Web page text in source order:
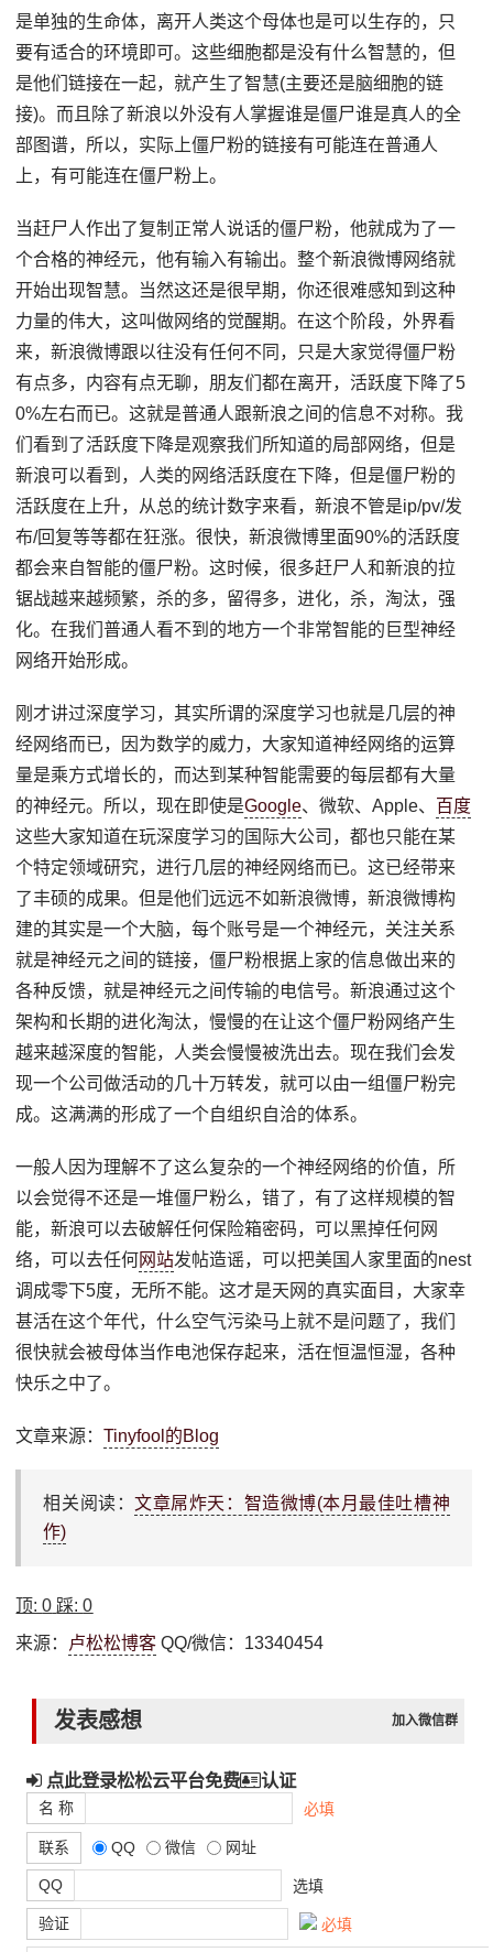
是单独的生命体，离开人类这个母体也是可以生存的，只
要有适合的环境即可。这些细胞都是没有什么智慧的，但
是他们链接在一起，就产生了智慧(主要还是脑细胞的链
接)。而且除了新浪以外没有人掌握谁是僵尸谁是真人的全
部图谱，所以，实际上僵尸粉的链接有可能连在普通人
上，有可能连在僵尸粉上。
当赶尸人作出了复制正常人说话的僵尸粉，他就成为了一
个合格的神经元，他有输入有输出。整个新浪微博网络就
开始出现智慧。当然这还是很早期，你还很难感知到这种
力量的伟大，这叫做网络的觉醒期。在这个阶段，外界看
来，新浪微博跟以往没有任何不同，只是大家觉得僵尸粉
有点多，内容有点无聊，朋友们都在离开，活跃度下降了5
0%左右而已。这就是普通人跟新浪之间的信息不对称。我
们看到了活跃度下降是观察我们所知道的局部网络，但是
新浪可以看到，人类的网络活跃度在下降，但是僵尸粉的
活跃度在上升，从总的统计数字来看，新浪不管是ip/pv/发
布/回复等等都在狂涨。很快，新浪微博里面90%的活跃度
都会来自智能的僵尸粉。这时候，很多赶尸人和新浪的拉
锯战越来越频繁，杀的多，留得多，进化，杀，淘汰，强
化。在我们普通人看不到的地方一个非常智能的巨型神经
网络开始形成。
刚才讲过深度学习，其实所谓的深度学习也就是几层的神
经网络而已，因为数学的威力，大家知道神经网络的运算
量是乘方式增长的，而达到某种智能需要的每层都有大量
的神经元。所以，现在即使是Google、微软、Apple、 百度
这些大家知道在玩深度学习的国际大公司，都也只能在某
个特定领域研究，进行几层的神经网络而已。这已经带来
了丰硕的成果。但是他们远远不如新浪微博，新浪微博构
建的其实是一个大脑，每个账号是一个神经元，关注关系
就是神经元之间的链接，僵尸粉根据上家的信息做出来的
各种反馈，就是神经元之间传输的电信号。新浪通过这个
架构和长期的进化淘汰，慢慢的在让这个僵尸粉网络产生
越来越深度的智能，人类会慢慢被洗出去。现在我们会发
现一个公司做活动的几十万转发，就可以由一组僵尸粉完
成。这满满的形成了一个自组织自洽的体系。
一般人因为理解不了这么复杂的一个神经网络的价值，所
以会觉得不还是一堆僵尸粉么，错了，有了这样规模的智
能，新浪可以去破解任何保险箱密码，可以黑掉任何网
络，可以去任何 网站发帖造谣，可以把美国人家里面的nest
调成零下5度，无所不能。这才是天网的真实面目，大家幸
甚活在这个年代，什么空气污染马上就不是问题了，我们
很快就会被母体当作电池保存起来，活在恒温恒湿，各种
快乐之中了。
文章来源：Tinyfool的Blog
相关阅读：文章屌炸天：智造微博(本月最佳吐槽神
作)
顶:0 踩:0
来源： 卢松松博客 QQ/微信：13340454
发表感想 加入微信群
点此登录松松云平台免费 认证
名 称 必填
联系 QQ 微信 网址
QQ 选填
验证 必填